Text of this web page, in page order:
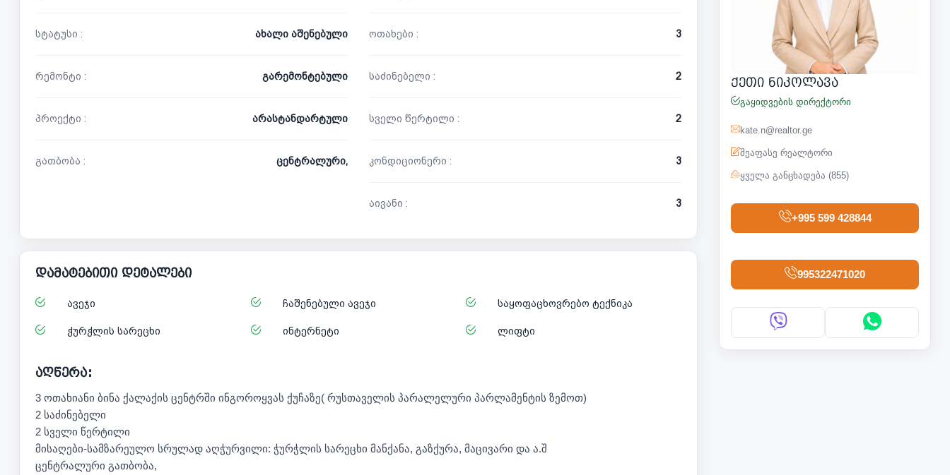
სტატუსი : ახალი აშენებული
რემონტი : გარემონტებული
პროექტი : არასტანდარტული
გათბობა : ცენტრალური,
ოთახები : 3
საძინებელი : 2
სველი წერტილი : 2
კონდიციონერი : 3
აივანი : 3
დამატებითი დეტალები
ავეჯი ჩაშენებული ავეჯი საყოფაცხოვრებო ტექნიკა
ჭურჭლის სარეცხი ინტერნეტი ლიფტი
აღწერა:
3 ოთახიანი ბინა ქალაქის ცენტრში ინგოროყვას ქუჩაზე( რუსთაველის პარალელური პარლამენტის ზემოთ)
2 საძინებელი
2 სველი წერტილი
მისაღები-სამზარეულო სრულად აღჭურვილი: ჭურჭლის სარეცხი მანქანა, გაზქურა, მაცივარი და ა.შ
ცენტრალური გათბობა,
ქეთი ნიკოლავა
გაყიდვების დირექტორი
kate.n@realtor.ge
შეაფასე რეალტორი
ყველა განცხადება (855)
+995 599 428844
995322471020